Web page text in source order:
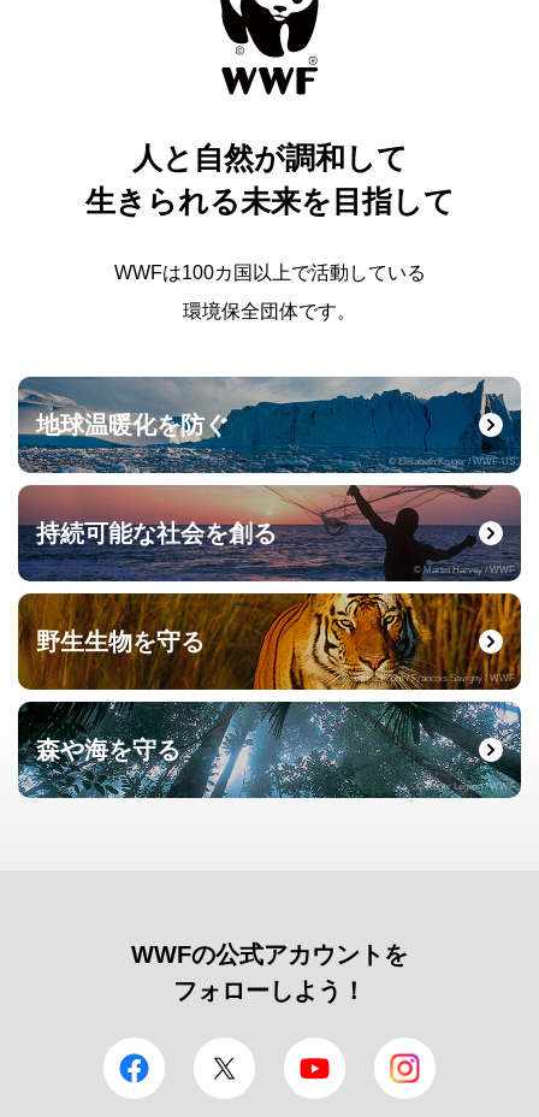
人と自然が調和して
生きられる未来を目指して
WWFは100カ国以上で活動している
環境保全団体です。
地球温暖化を防ぐ
© Elisabeth Kruger / WWF-US
持続可能な社会を創る
© Martin Harvey / WWF
野生生物を守る
© naturepl.com / Francois Savigny / WWF
森や海を守る
© Roger Leguen / WWF
WWFの公式アカウントを
フォローしよう！
facebook Twitter YouTube